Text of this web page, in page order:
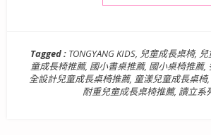
Tagged : TONGYANG KIDS, 兒童成長桌椅,
童成長椅推薦, 國小書桌推薦, 國小桌椅推薦,
全設計兒童成長桌椅推薦, 童漾兒童成長桌椅,
耐重兒童成長桌椅推薦, 讀立系